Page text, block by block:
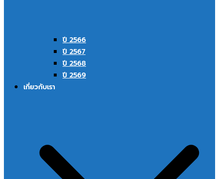
ปี 2566
ปี 2567
ปี 2568
ปี 2569
เกี่ยวกับเรา